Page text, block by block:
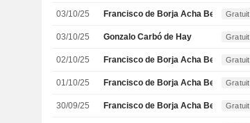
03/10/25 Francisco de Borja Acha BesgaGratuit
03/10/25 Gonzalo Carbó de Hay Gratuit
02/10/25 Francisco de Borja Acha BesgaGratuit
01/10/25 Francisco de Borja Acha BesgaGratuit
30/09/25 Francisco de Borja Acha BesgaGratuit